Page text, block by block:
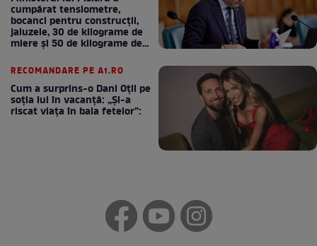
cumpărat tensiometre,
bocanci pentru construcții,
jaluzele, 30 de kilograme de
miere și 50 de kilograme de
RECOMANDARE PE A1.RO
Cum a surprins-o Dani Oțil pe
soția lui în vacanță: „Și-a
riscat viața în baia fetelor”: